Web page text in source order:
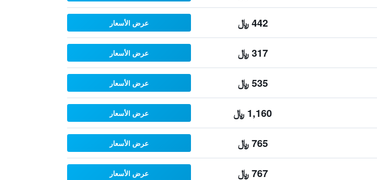
442 ﷼ عرض الأسعار
317 ﷼ عرض الأسعار
535 ﷼ عرض الأسعار
1,160 ﷼ عرض الأسعار
765 ﷼ عرض الأسعار
767 ﷼ عرض الأسعار